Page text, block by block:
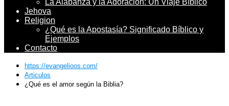
La Alabanza y la Adoración: Un Viaje Bíblico
Jehova
Religion
¿Qué es la Apostasía? Significado Bíblico y
Ejemplos
Contacto
https://evangelioos.com/
Articulos
¿Qué es el amor según la Biblia?